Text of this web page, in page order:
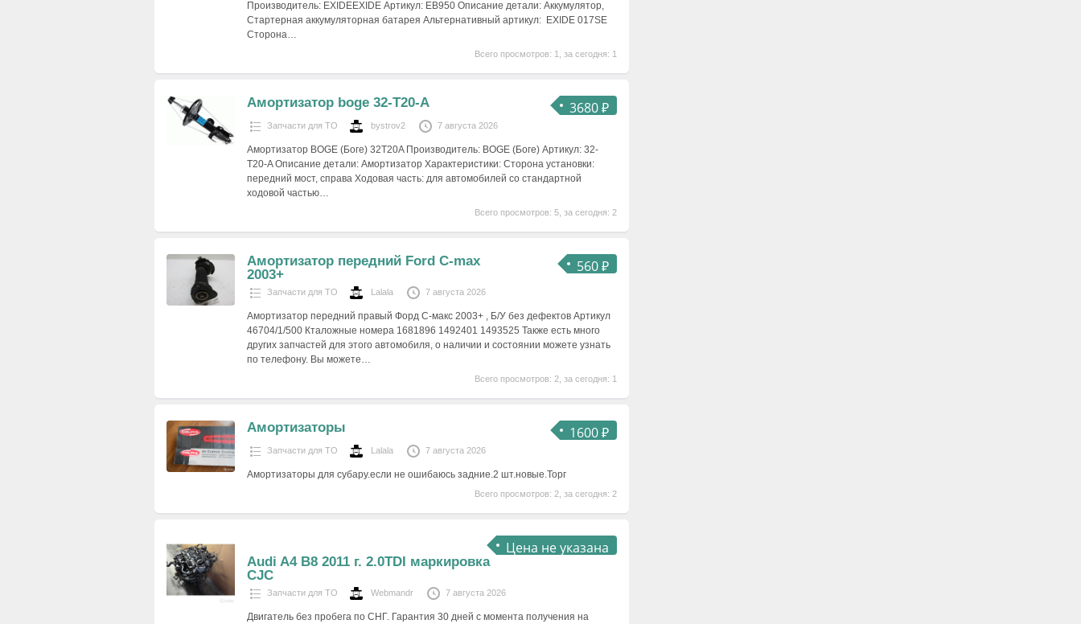
Производитель: EXIDEEXIDE Артикул: EB950 Описание детали: Аккумулятор,
Стартерная аккумуляторная батарея Альтернативный артикул: EXIDE 017SE
Сторона…
Всего просмотров: 1, за сегодня: 1
3680 ₽
Амортизатор boge 32-T20-A
Запчасти для ТО bystrov2 7 августа 2026
Амортизатор BOGE (Боге) 32T20A Производитель: BOGE (Боге) Артикул: 32-
T20-A Описание детали: Амортизатор Характеристики: Сторона установки:
передний мост, справа Ходовая часть: для автомобилей со стандартной
ходовой частью…
Всего просмотров: 5, за сегодня: 2
560 ₽
Амортизатор передний Ford C-max
2003+
Запчасти для ТО Lalala 7 августа 2026
Амортизатор передний правый Форд C-макс 2003+ , Б/У без дефектов Артикул
46704/1/500 Кталожные номера 1681896 1492401 1493525 Также есть много
других запчастей для этого автомобиля, о наличии и состоянии можете узнать
по телефону. Вы можете…
Всего просмотров: 2, за сегодня: 1
1600 ₽
Амортизаторы
Запчасти для ТО Lalala 7 августа 2026
Амортизаторы для субару.если не ошибаюсь задние.2 шт.новые.Торг
Всего просмотров: 2, за сегодня: 2
Цена не указана
Audi A4 B8 2011 г. 2.0TDI маркировка
CJC
Запчасти для ТО Webmandr 7 августа 2026
Двигатель без пробега по СНГ. Гарантия 30 дней с момента получения на